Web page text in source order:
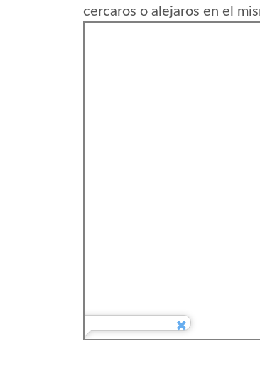
cercaros o alejaros en el